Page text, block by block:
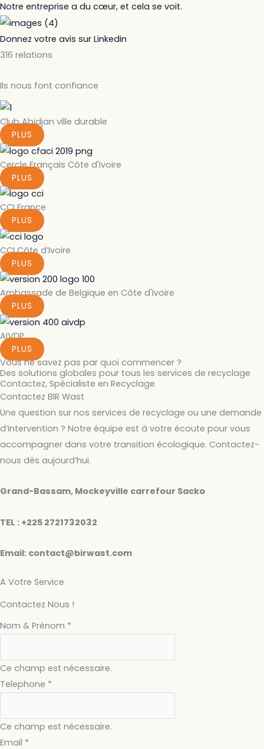
Notre entreprise a du cœur, et cela se voit.
Donnez votre avis sur Linkedin
316 relations
Ils nous font confiance
Club Abidjan ville durable
PLUS
Cercle Français Côte d'Ivoire
PLUS
CCI France
PLUS
CCI Côte d’Ivoire
PLUS
Ambassade de Belgique en Côte d'Ivoire
PLUS
AIVDP
PLUS
Vous ne savez pas par quoi commencer ?
Des solutions globales pour tous les services de recyclage
Contactez, Spécialiste en Recyclage
Contactez BIR Wast
Une question sur nos services de recyclage ou une demande
d’intervention ? Notre équipe est à votre écoute pour vous
accompagner dans votre transition écologique. Contactez-
nous dès aujourd’hui.
Grand-Bassam, Mockeyville carrefour Sacko
TEL : +225 2721732032
Email: contact@birwast.com
A Votre Service
Contactez Nous !
Nom & Prénom *
Ce champ est nécessaire.
Telephone *
Ce champ est nécessaire.
Email *